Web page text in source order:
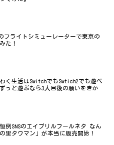
フライトシミューレーターで東京の
た！
く生活はSwitchでもSwtich2でも遊べ
っと遊ぶなら3人目後の願いをきか
恒例SNSのエイプリルフールネタ なん
里タワマン」が本当に販売開始！